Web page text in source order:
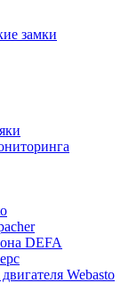
замки
DEFA
Webasto